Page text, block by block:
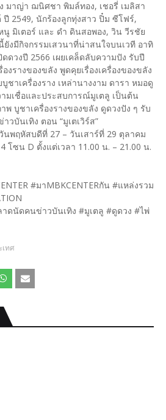
มาญ่า ฌนิศชา พิมล์ทอง, เชอรี่ เมลิสา
2549, นักร้องลูกทุ่งสาว ปิ๋ม ซีโฟร์,
นู มิเตอร์ และ ดำ ดินสอพอง, วิน วีรชัย
ยังมีกิจกรรมเสวนาที่น่าสนใจบนเวที อาทิ
ดวงปี 2566 เผยเคล็ดลับความปัง รับปี
งรางของขลัง พูดคุยเรื่องเครื่องของขลัง
ชาเครื่องราง เหล่านางงาม ดารา หมอดู
มเชื่อและประสบการณ์มูเตลู เป็นต้น
ชาเครื่องรางของขลัง ดูดวงปัง ๆ รับ
บันเทิง ตอน “มูเตเวิร์ส”
วันพฤหัสบดีที่ 27 – วันเสาร์ที่ 29 ตุลาคม
โซน D ตั้งแต่เวลา 11.00 น. – 21.00 น.
#มาMBKCENTERกัน #แหล่งรวม
ดนัดคนข่าวบันเทิง #มูเตลู #ดูดวง #ไพ่
ทศ